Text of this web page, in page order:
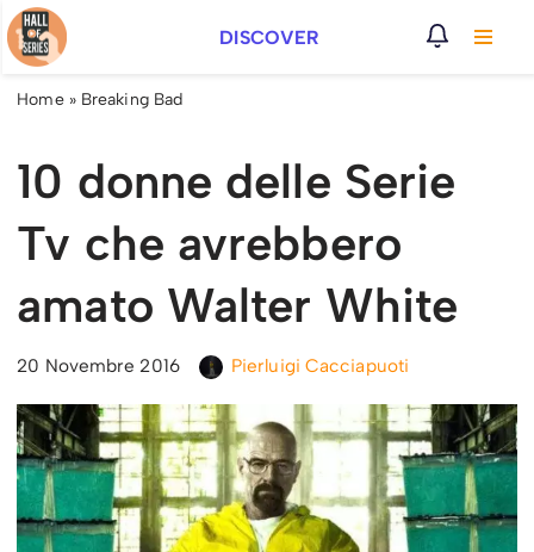
Vai
al
DISCOVER
Home» Breaking Bad
10 donne delle Serie
Tv che avrebbero
amato Walter White
20 Novembre 2016 Pierluigi Cacciapuoti